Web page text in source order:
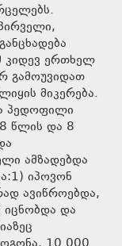
კიდევ ერთხელ
გამოუვიდათ
მიკერება.
პედოფილი
წლის და 8
ამზადებდა
იპოვონ
ავიწროებდა,
და